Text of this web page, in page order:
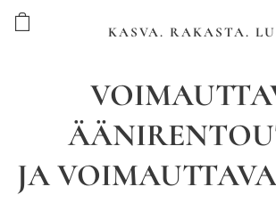
KASVA. RAKASTA.
JA